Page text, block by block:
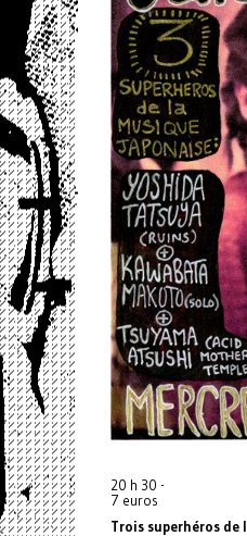
20 h 30 -
7 euros
Trois superhéros de